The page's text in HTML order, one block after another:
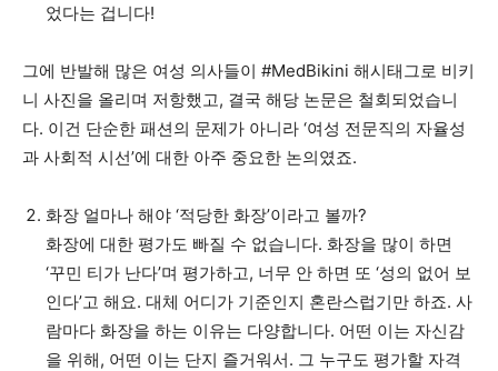
었다는 겁니다!
그에 반발해 많은 여성 의사들이 #MedBikini 해시태그로 비키
니 사진을 올리며 저항했고, 결국 해당 논문은 철회되었습니
다. 이건 단순한 패션의 문제가 아니라 ‘여성 전문직의 자율성
과 사회적 시선’에 대한 아주 중요한 논의였죠.
화장 얼마나 해야 ‘적당한 화장’이라고 볼까?
화장에 대한 평가도 빠질 수 없습니다. 화장을 많이 하면
‘꾸민 티가 난다’며 평가하고, 너무 안 하면 또 ‘성의 없어 보
인다’고 해요. 대체 어디가 기준인지 혼란스럽기만 하죠. 사
람마다 화장을 하는 이유는 다양합니다. 어떤 이는 자신감
을 위해, 어떤 이는 단지 즐거워서. 그 누구도 평가할 자격